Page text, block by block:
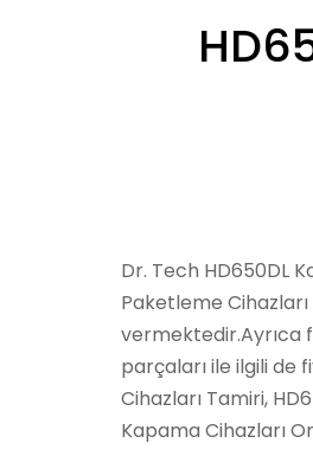
Dr. Tech HD650DL
Paketleme
vermektedir.Ayrıca
parçaları ile ilgili de
Cihazları Tamiri,
Kapama Cihazları